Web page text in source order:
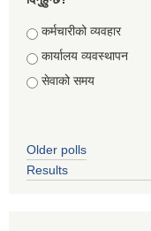
Choices
कर्मचारीको व्यवहार
कार्यालय व्यवस्थापन
सेवाको समय
Older polls
Results